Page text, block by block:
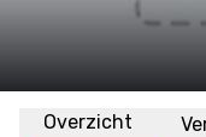
Overzicht